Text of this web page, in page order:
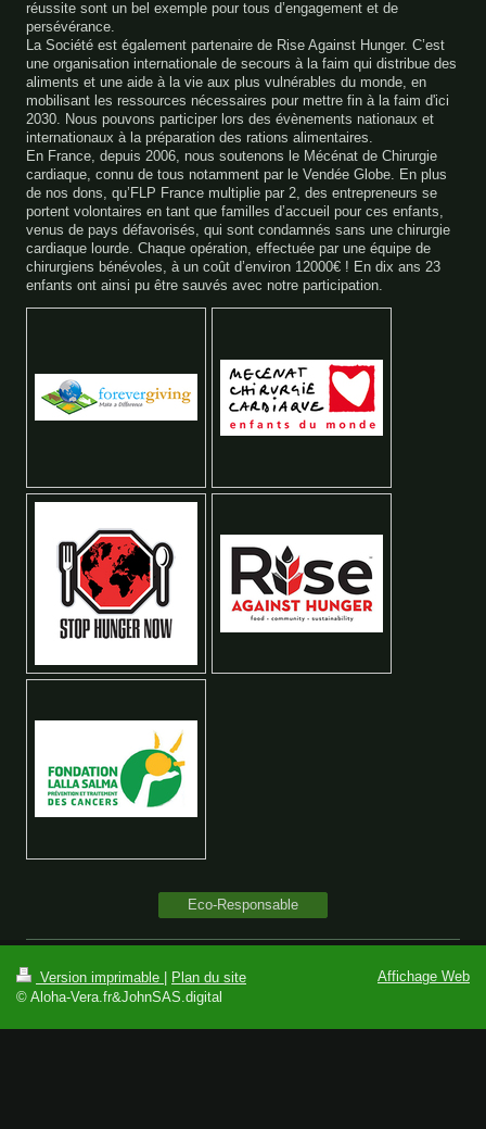
réussite sont un bel exemple pour tous d’engagement et de
persévérance.
La Société est également partenaire de Rise Against Hunger. C’est
une organisation internationale de secours à la faim qui distribue des
aliments et une aide à la vie aux plus vulnérables du monde, en
mobilisant les ressources nécessaires pour mettre fin à la faim d'ici
2030. Nous pouvons participer lors des évènements nationaux et
internationaux à la préparation des rations alimentaires.
En France, depuis 2006, nous soutenons le Mécénat de Chirurgie
cardiaque, connu de tous notamment par le Vendée Globe. En plus
de nos dons, qu’FLP France multiplie par 2, des entrepreneurs se
portent volontaires en tant que familles d’accueil pour ces enfants,
venus de pays défavorisés, qui sont condamnés sans une chirurgie
cardiaque lourde. Chaque opération, effectuée par une équipe de
chirurgiens bénévoles, à un coût d’environ 12000€ ! En dix ans 23
enfants ont ainsi pu être sauvés avec notre participation.
Eco-Responsable
Version imprimable
Plan du site
© Aloha-Vera.fr&JohnSAS.digital
Affichage Web